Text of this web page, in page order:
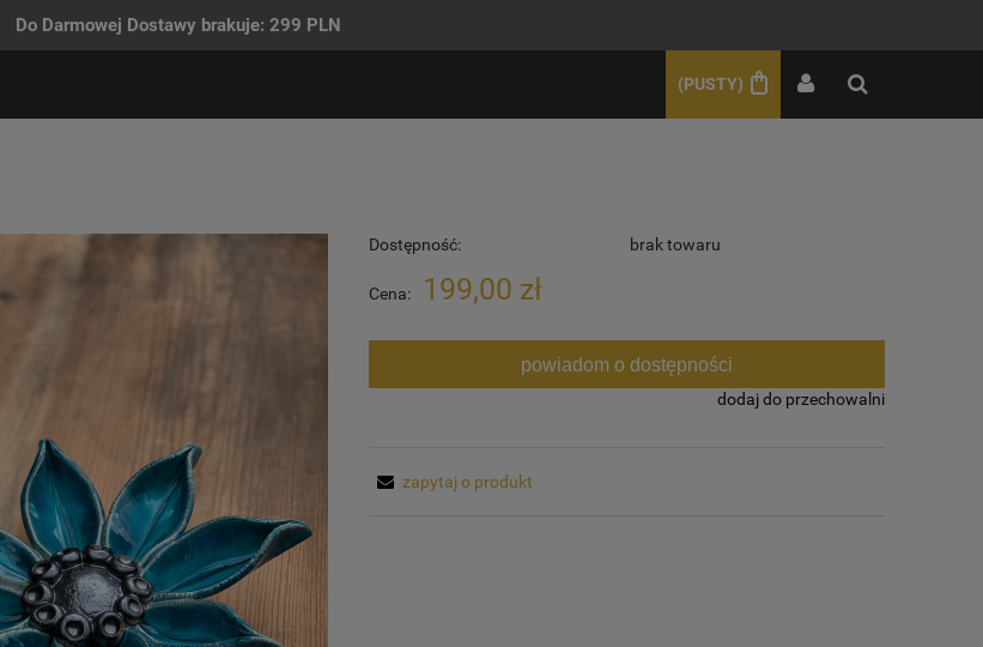
Do Darmowej Dostawy brakuje: 299 PLN
(PUSTY)
Dostępność: brak towaru
Cena: 199,00 zł
powiadom o dostępności
dodaj do przechowalni
zapytaj o produkt